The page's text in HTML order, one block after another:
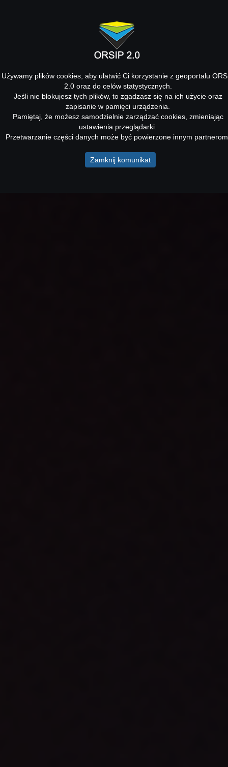
Używamy plików cookies, aby ułatwić Ci korzystanie z geoportalu
2.0 oraz do celów statystycznych.
Jeśli nie blokujesz tych plików, to zgadzasz się na ich użycie oraz
zapisanie w pamięci urządzenia.
Pamiętaj, że możesz samodzielnie zarządzać cookies, zmieniając
ustawienia przeglądarki.
Przetwarzanie części danych może być powierzone innym
Zamknij komunikat